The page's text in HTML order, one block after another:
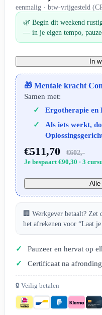
eenmalig · btw-vrijgesteld
🌿 Begin dit weekend
— in je eigen tempo,
In
🎁 Mentale kracht
Samen met:
Ergotherapie en
Als iets werkt,
€511,70 €602,-
Je bespaart €90,30 · 3
Alle
🏢 Werkgever betaalt? Zet
het afrekenen voor “Laat
Pauzeer en hervat op
Certificaat na afronding
🔒 Veilig betalen